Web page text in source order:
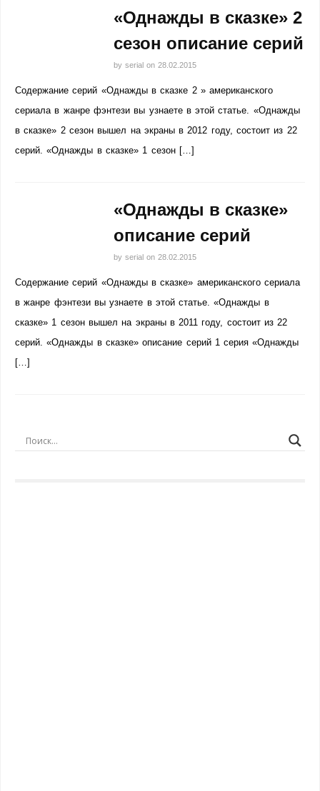
«Однажды в сказке» 2
сезон описание серий
by serial on 28.02.2015
Содержание серий «Однажды в сказке 2 » американского
сериала в жанре фэнтези вы узнаете в этой статье. «Однажды
в сказке» 2 сезон вышел на экраны в 2012 году, состоит из 22
серий. «Однажды в сказке» 1 сезон […]
«Однажды в сказке»
описание серий
by serial on 28.02.2015
Содержание серий «Однажды в сказке» американского сериала
в жанре фэнтези вы узнаете в этой статье. «Однажды в
сказке» 1 сезон вышел на экраны в 2011 году, состоит из 22
серий. «Однажды в сказке» описание серий 1 серия «Однажды
[…]